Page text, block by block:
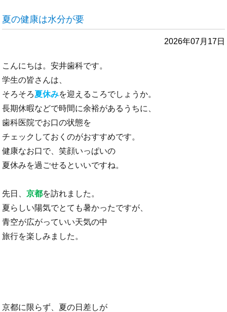
夏の健康は水分が要
2026年07月17日
こんにちは。安井歯科です。
学生の皆さんは、
そろそろ夏休みを迎えるころでしょうか。
長期休暇などで時間に余裕があるうちに、
歯科医院でお口の状態を
チェックしておくのがおすすめです。
健康なお口で、笑顔いっぱいの
夏休みを過ごせるといいですね。
先⽇、京都を訪れました。
夏らしい陽気でとても暑かったですが、
青空が広がっていい天気の中
旅行を楽しみました。
京都に限らず、夏の⽇差しが